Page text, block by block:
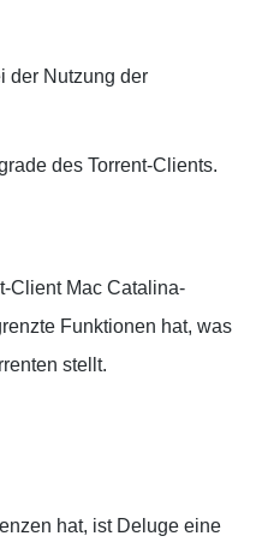
der Nutzung der
des Torrent-Clients.
Client Mac Catalina-
Funktionen hat, was
stellt.
hat, ist Deluge eine